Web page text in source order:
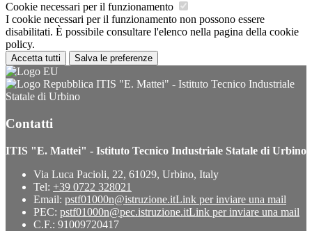
Cookie necessari per il funzionamento
I cookie necessari per il funzionamento non possono essere
disabilitati. È possibile consultare l'elenco nella pagina della cookie
policy.
Accetta tutti Salva le preferenze
ITIS "E. Mattei" - Istituto Tecnico Industriale
Statale di Urbino
Contatti
ITIS "E. Mattei" - Istituto Tecnico Industriale Statale di Urbino
Via Luca Pacioli, 22, 61029, Urbino, Italy
Tel: +39 0722 328021
Email: pstf01000n@istruzione.itLink per inviare una mail
PEC: pstf01000n@pec.istruzione.itLink per inviare una mail
C.F.: 91009720417